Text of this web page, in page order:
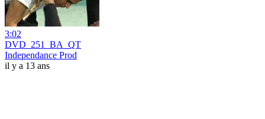
3:02
DVD_251_BA_QT
Independance Prod
il y a 13 ans